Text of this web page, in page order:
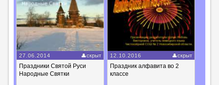
27.06.2014 скрыт
Праздники Святой Руси
Народные Святки
12.10.2016 скрыт
Праздник алфавита во 2
классе